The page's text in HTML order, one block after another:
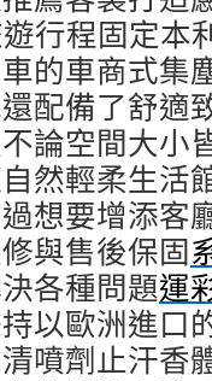
行程固定本
的車商式集
配備了舒適
論空間大小
然輕柔生活
想要增添客
與售後保固
各種問題運
以歐洲進口
噴劑止汗香